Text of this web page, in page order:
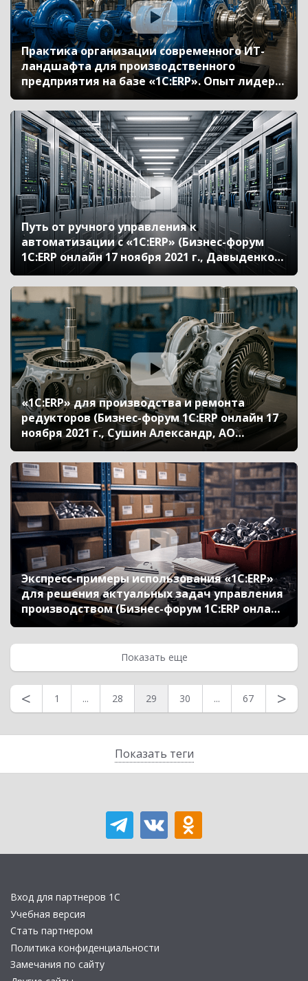
Показать теги
Практика организации современного ИТ-
ландшафта для производственного
предприятия на базе «1С:ERP». Опыт лидера
малой энергетики России – компании «ПСМ»
(Бизнес-форум 1С:ERP онлайн 17 ноября 2021
г., Лузинов Иван, ООО «Завод ПСМ»)
Путь от ручного управления к
автоматизации с «1C:ERP» (Бизнес-форум
1С:ERP онлайн 17 ноября 2021 г., Давыденко
Юрий, АО «РАДИУС Автоматика»)
«1С:ERP» для производства и ремонта
редукторов (Бизнес-форум 1С:ERP онлайн 17
ноября 2021 г., Сушин Александр, АО
«РЕДУКТОР-ПМ»)
Экспресс-примеры использования «1С:ERP»
для решения актуальных задач управления
производством (Бизнес-форум 1С:ERP онлайн
17 ноября 2021 г., Голдун Александр, «1С»)
Показать еще
< 1 ... 28 29 30 ... 67 >
Вход для партнеров 1С
Учебная версия
Стать партнером
Политика конфиденциальности
Замечания по сайту